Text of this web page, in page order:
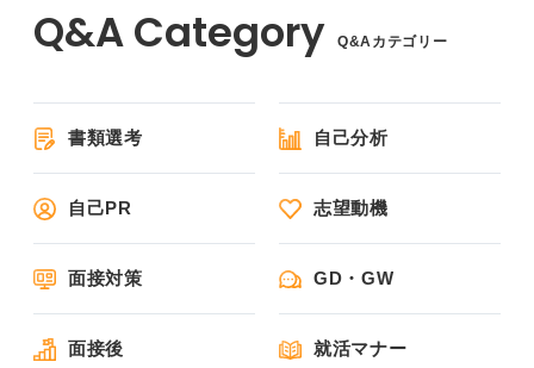
Q&Aカテゴリー
書類選考 自己分析
自己PR 志望動機
面接対策 GD・GW
面接後 就活マナー